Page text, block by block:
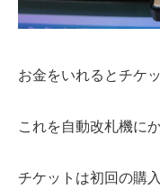
お金をいれるとチケ
これを自動改札機に
チケットは初回の購